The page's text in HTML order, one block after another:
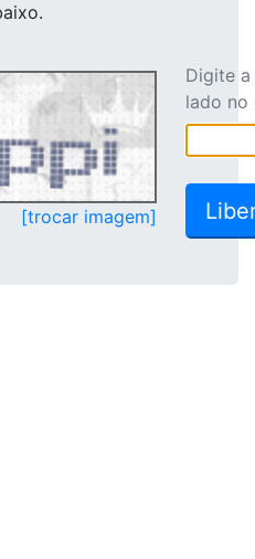
[trocar imagem]
Digite
lado no